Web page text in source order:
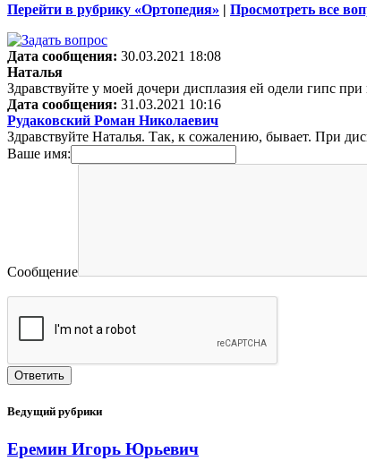
Перейти в рубрику «Ортопедия» | Просмотреть все
Дата сообщения: 30.03.2021 18:08
Наталья
Здравствуйте у моей дочери дисплазия ей одели гипс
Дата сообщения: 31.03.2021 10:16
Рудаковский Роман Николаевич
Здравствуйте Наталья. Так, к сожалению, бывает. При
Ваше имя:
Сообщение
Ведущий рубрики
Еремин Игорь Юрьевич